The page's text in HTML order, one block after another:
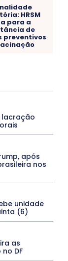
HRSM
para a
de
preventivos
CULTURA
Denuncia
DESTAQUE SAÚDE
ENTORNO
ESTÁGIO
FILMES
Goiás
Maranhão
Grosso do Sul
MPOX
PUBLIEDITORIAL
RESIDÊNCIA
lacração
após
nos
unidade
(6)
as
DF